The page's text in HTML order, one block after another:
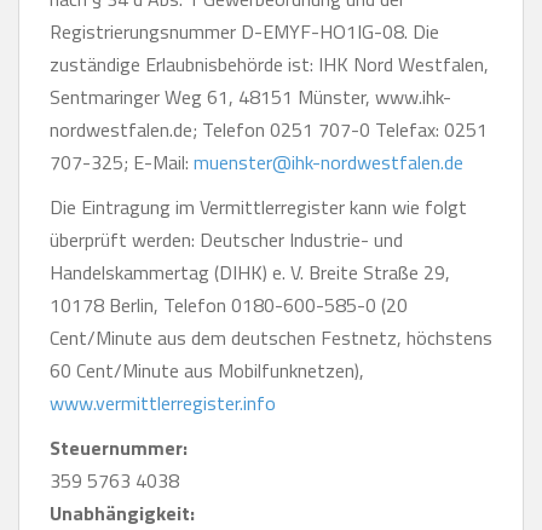
Registrierungsnummer D-EMYF-HO1IG-08. Die
zuständige Erlaubnisbehörde ist: IHK Nord Westfalen,
Sentmaringer Weg 61, 48151 Münster, www.ihk-
nordwestfalen.de; Telefon 0251 707-0 Telefax: 0251
707-325; E-Mail: muenster@ihk-nordwestfalen.de
Die Eintragung im Vermittlerregister kann wie folgt
überprüft werden: Deutscher Industrie- und
Handelskammertag (DIHK) e. V. Breite Straße 29,
10178 Berlin, Telefon 0180-600-585-0 (20
Cent/Minute aus dem deutschen Festnetz, höchstens
60 Cent/Minute aus Mobilfunknetzen),
www.vermittlerregister.info
Steuernummer:
359 5763 4038
Unabhängigkeit: